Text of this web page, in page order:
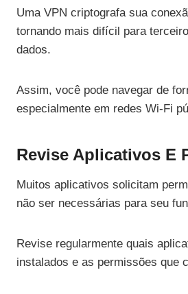
Uma VPN criptografa sua
tornando mais difícil para
dados.
Assim, você pode navegar de
especialmente em redes Wi-Fi
Revise Aplicativos E
Muitos aplicativos solicitam
não ser necessárias para seu
Revise regularmente quais
instalados e as permissões que